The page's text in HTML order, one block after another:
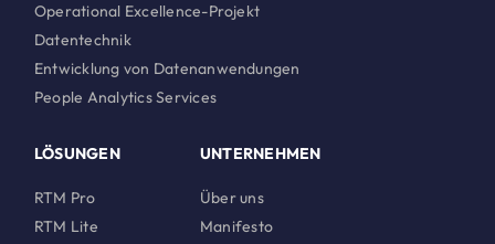
Operational Excellence-Projekt
Datentechnik
Entwicklung von Datenanwendungen
People Analytics Services
LÖSUNGEN
RTM Pro
RTM Lite
UNTERNEHMEN
Über uns
Manifesto